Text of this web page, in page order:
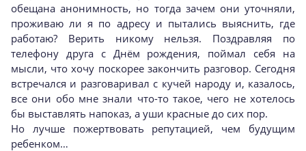
обещана анонимность, но тогда зачем они уточняли,
проживаю ли я по адресу и пытались выяснить, где
работаю? Верить никому нельзя. Поздравляя по
телефону друга с Днём рождения, поймал себя на
мысли, что хочу поскорее закончить разговор. Сегодня
встречался и разговаривал с кучей народу и, казалось,
все они обо мне знали что-то такое, чего не хотелось
бы выставлять напоказ, а уши красные до сих пор.
Но лучше пожертвовать репутацией, чем будущим
ребенком…